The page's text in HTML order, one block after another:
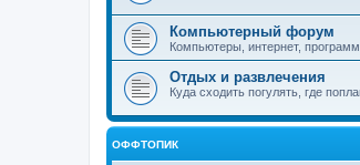
Компьютерный форум
Компьютеры, интернет,
Отдых и развлечения
Куда сходить погулять, где
ОФФТОПИК